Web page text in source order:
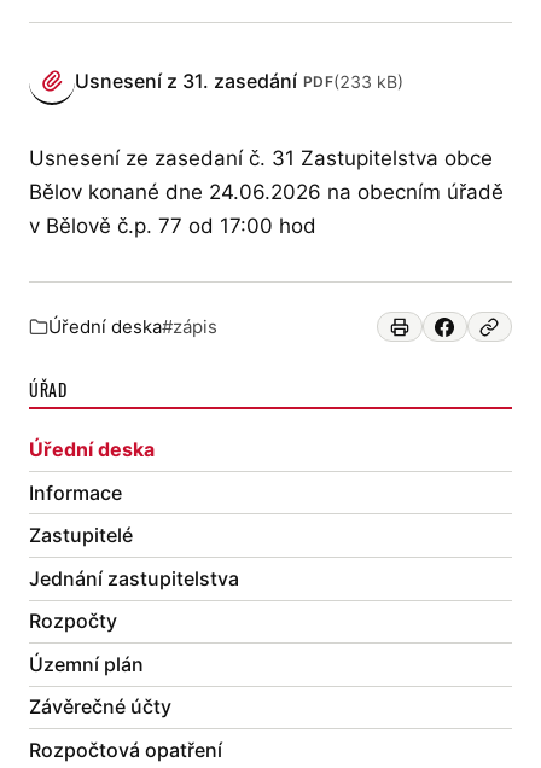
Usnesení z 31. zasedání PDF(233 kB)
(otevře se v novém panelu)
Usnesení ze zasedaní č. 31 Zastupitelstva obce
Bělov konané dne 24.06.2026 na obecním úřadě
v Bělově č.p. 77 od 17:00 hod
Zařazeno v:
Úřední deska#zápis
ÚŘAD
Úřední deska
Informace
Zastupitelé
Jednání zastupitelstva
Rozpočty
Územní plán
Závěrečné účty
Rozpočtová opatření